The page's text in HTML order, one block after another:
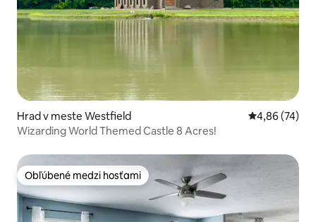
Hrad v meste Westfield Priemerné
4,86 (74)
Wizarding World Themed Castle 8 Acres!
Obľúbené medzi hosťami
Obľúbené medzi hosťami